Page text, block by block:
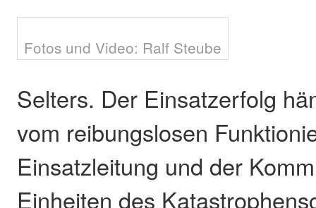
Fotos und Video: Ralf Steube
Selters. Der Einsatzerfolg
vom reibungslosen
Einsatzleitung und der
Einheiten des